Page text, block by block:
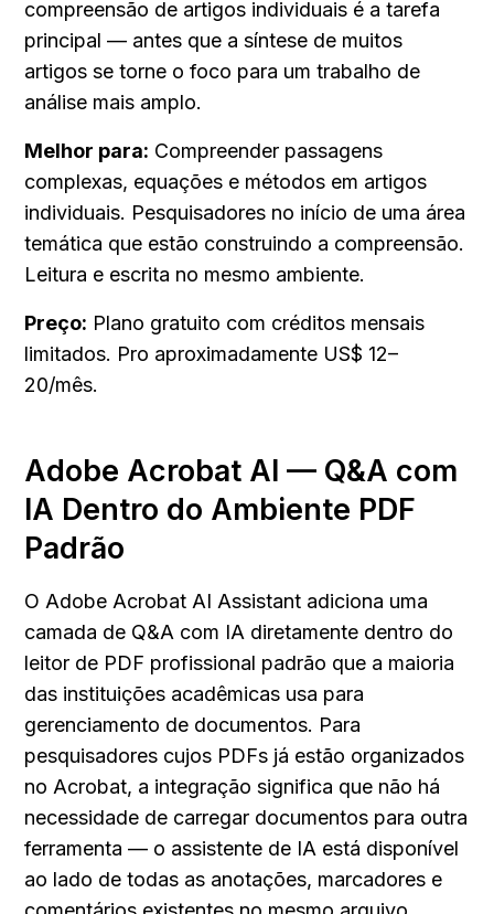
compreensão de artigos individuais é a tarefa
principal — antes que a síntese de muitos
artigos se torne o foco para um trabalho de
análise mais amplo.
Melhor para: Compreender passagens
complexas, equações e métodos em artigos
individuais. Pesquisadores no início de uma área
temática que estão construindo a compreensão.
Leitura e escrita no mesmo ambiente.
Preço: Plano gratuito com créditos mensais
limitados. Pro aproximadamente US$ 12–
20/mês.
Adobe Acrobat AI — Q&A com
IA Dentro do Ambiente PDF
Padrão
O Adobe Acrobat AI Assistant adiciona uma
camada de Q&A com IA diretamente dentro do
leitor de PDF profissional padrão que a maioria
das instituições acadêmicas usa para
gerenciamento de documentos. Para
pesquisadores cujos PDFs já estão organizados
no Acrobat, a integração significa que não há
necessidade de carregar documentos para outra
ferramenta — o assistente de IA está disponível
ao lado de todas as anotações, marcadores e